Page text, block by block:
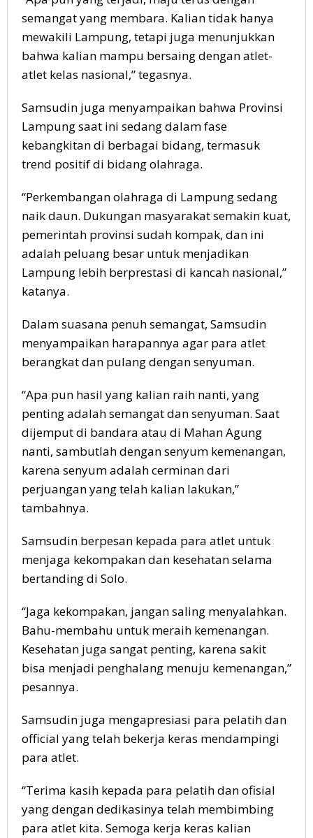
semangat yang membara. Kalian tidak hanya
mewakili Lampung, tetapi juga menunjukkan
bahwa kalian mampu bersaing dengan atlet-
atlet kelas nasional,” tegasnya.
Samsudin juga menyampaikan bahwa Provinsi
Lampung saat ini sedang dalam fase
kebangkitan di berbagai bidang, termasuk
trend positif di bidang olahraga.
“Perkembangan olahraga di Lampung sedang
naik daun. Dukungan masyarakat semakin kuat,
pemerintah provinsi sudah kompak, dan ini
adalah peluang besar untuk menjadikan
Lampung lebih berprestasi di kancah nasional,”
katanya.
Dalam suasana penuh semangat, Samsudin
menyampaikan harapannya agar para atlet
berangkat dan pulang dengan senyuman.
“Apa pun hasil yang kalian raih nanti, yang
penting adalah semangat dan senyuman. Saat
dijemput di bandara atau di Mahan Agung
nanti, sambutlah dengan senyum kemenangan,
karena senyum adalah cerminan dari
perjuangan yang telah kalian lakukan,”
tambahnya.
Samsudin berpesan kepada para atlet untuk
menjaga kekompakan dan kesehatan selama
bertanding di Solo.
“Jaga kekompakan, jangan saling menyalahkan.
Bahu-membahu untuk meraih kemenangan.
Kesehatan juga sangat penting, karena sakit
bisa menjadi penghalang menuju kemenangan,”
pesannya.
Samsudin juga mengapresiasi para pelatih dan
official yang telah bekerja keras mendampingi
para atlet.
“Terima kasih kepada para pelatih dan ofisial
yang dengan dedikasinya telah membimbing
para atlet kita. Semoga kerja keras kalian